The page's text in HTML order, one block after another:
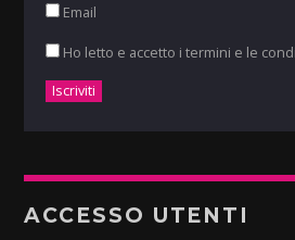
Email
Ho letto e accetto i termini e le
ACCESSO UTENTI